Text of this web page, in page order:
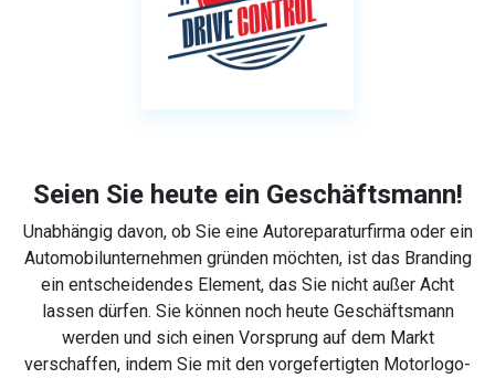
Seien Sie heute ein Geschäftsmann!
Unabhängig davon, ob Sie eine Autoreparaturfirma oder ein
Automobilunternehmen gründen möchten, ist das Branding
ein entscheidendes Element, das Sie nicht außer Acht
lassen dürfen. Sie können noch heute Geschäftsmann
werden und sich einen Vorsprung auf dem Markt
verschaffen, indem Sie mit den vorgefertigten Motorlogo-